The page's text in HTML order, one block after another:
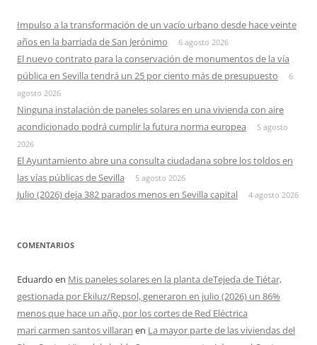
Impulso a la transformación de un vacío urbano desde hace veinte
años en la barriada de San Jerónimo
6 agosto 2026
El nuevo contrato para la conservación de monumentos de la vía
pública en Sevilla tendrá un 25 por ciento más de presupuesto
6
agosto 2026
Ninguna instalación de paneles solares en una vivienda con aire
acondicionado podrá cumplir la futura norma europea
5 agosto
2026
El Ayuntamiento abre una consulta ciudadana sobre los toldos en
las vías públicas de Sevilla
5 agosto 2026
Julio (2026) deja 382 parados menos en Sevilla capital 4 agosto 2026
COMENTARIOS
Eduardo en Mis paneles solares en la planta deTejeda de Tiétar,
gestionada por Ekiluz/Repsol, generaron en julio (2026) un 86%
menos que hace un año, por los cortes de Red Eléctrica
mari carmen santos villaran en La mayor parte de las viviendas del